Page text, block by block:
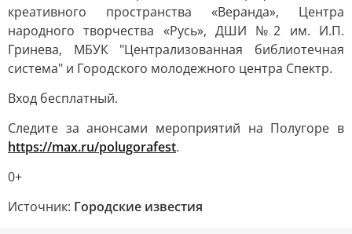
креативного пространства «Веранда», Центра
народного творчества «Русь», ДШИ №2 им. И.П.
Гринева, МБУК "Централизованная библиотечная
система" и Городского молодежного центра Спектр.
Вход бесплатный.
Следите за анонсами мероприятий на Полугоре в
https://max.ru/polugorafest.
0+
Источник: Городские известия